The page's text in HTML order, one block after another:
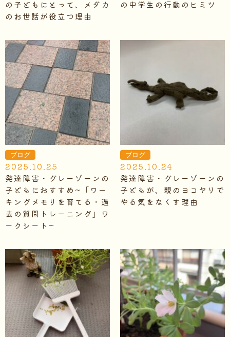
の子どもにとって、メダカ
のお世話が役立つ理由
の中学生の行動のヒミツ
ブログ
2025.10.25
発達障害・グレーゾーンの
子どもにおすすめ~「ワー
キングメモリを育てる・過
去の質問トレーニング」ワ
ークシート~
ブログ
2025.10.24
発達障害・グレーゾーンの
子どもが、親のヨコヤリで
やる気をなくす理由